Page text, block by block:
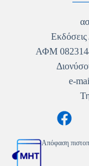
ΑΦΜ
e-
Απόφαση